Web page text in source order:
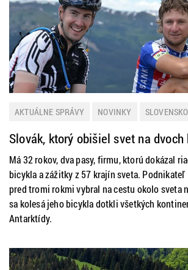
AKTUÁLNE SPRÁVY NOVINKY SLOVENSKO
Slovák, ktorý obišiel svet na dvoch
Má 32 rokov, dva pasy, firmu, ktorú dokázal
bicykla a zážitky z 57 krajín sveta. Podnikateľ
pred tromi rokmi vybral na cestu okolo sveta
sa kolesá jeho bicykla dotkli všetkých
Antarktídy.